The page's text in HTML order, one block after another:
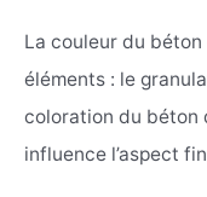
La couleur du
éléments : le
coloration du béton
influence l’aspect